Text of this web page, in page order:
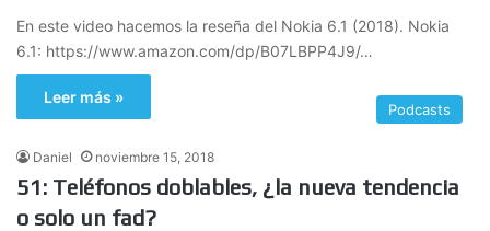
En este video hacemos la reseña del Nokia 6.1 (2018). Nokia
6.1: https://www.amazon.com/dp/B07LBPP4J9/…
Leer más »
Podcasts
Daniel noviembre 15, 2018
51: Teléfonos doblables, ¿la nueva tendencia
o solo un fad?